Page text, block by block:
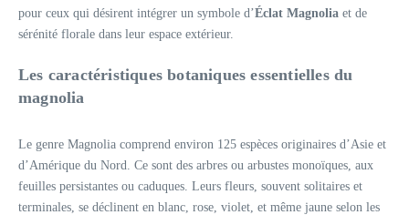
pour ceux qui désirent intégrer un symbole d’Éclat Magnolia et de
sérénité florale dans leur espace extérieur.
Les caractéristiques botaniques essentielles du
magnolia
Le genre Magnolia comprend environ 125 espèces originaires d’Asie et
d’Amérique du Nord. Ce sont des arbres ou arbustes monoïques, aux
feuilles persistantes ou caduques. Leurs fleurs, souvent solitaires et
terminales, se déclinent en blanc, rose, violet, et même jaune selon les